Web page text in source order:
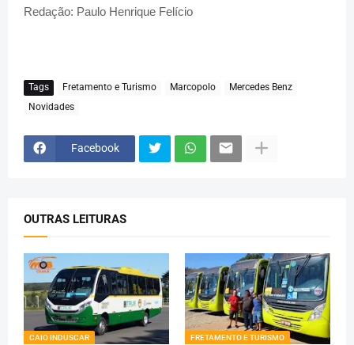
Redação: Paulo Henrique Felício
Tags Fretamento e Turismo Marcopolo
Mercedes Benz
Novidades
Facebook
OUTRAS LEITURAS
CAIO INDUSCAR FRETAMENTO E TURISMO